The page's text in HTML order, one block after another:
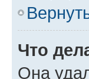
Что
Она